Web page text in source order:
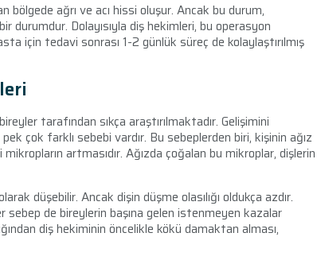
bölgede ağrı ve acı hissi oluşur. Ancak bu durum,
durumdur. Dolayısıyla diş hekimleri, bu operasyon
için tedavi sonrası 1-2 günlük süreç de kolaylaştırılmış
tarafından sıkça araştırılmaktadır. Gelişimini
çok farklı sebebi vardır. Bu sebeplerden biri, kişinin ağız
artmasıdır. Ağızda çoğalan bu mikroplar, dişlerin
düşebilir. Ancak dişin düşme olasılığı oldukça azdır.
sebep de bireylerin başına gelen istenmeyen kazalar
diş hekiminin öncelikle kökü damaktan alması,